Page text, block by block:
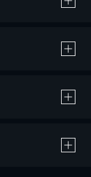
の購入 / レンタルです。